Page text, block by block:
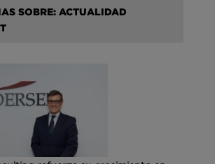
SOBRE: ACTUALIDAD